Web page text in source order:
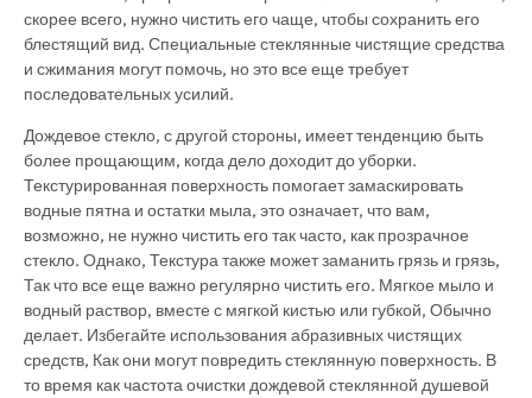
скорее всего, нужно чистить его чаще, чтобы сохранить его
блестящий вид. Специальные стеклянные чистящие средства
и сжимания могут помочь, но это все еще требует
последовательных усилий.
Дождевое стекло, с другой стороны, имеет тенденцию быть
более прощающим, когда дело доходит до уборки.
Текстурированная поверхность помогает замаскировать
водные пятна и остатки мыла, это означает, что вам,
возможно, не нужно чистить его так часто, как прозрачное
стекло. Однако, Текстура также может заманить грязь и грязь,
Так что все еще важно регулярно чистить его. Мягкое мыло и
водный раствор, вместе с мягкой кистью или губкой, Обычно
делает. Избегайте использования абразивных чистящих
средств, Как они могут повредить стеклянную поверхность. В
то время как частота очистки дождевой стеклянной душевой